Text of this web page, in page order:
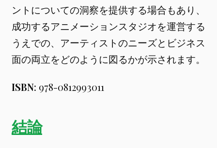
ントについての洞察を提供する場合もあり、
成功するアニメーションスタジオを運営する
うえでの、アーティストのニーズとビジネス
面の両立をどのように図るかが示されます。
ISBN: 978-0812993011
結論